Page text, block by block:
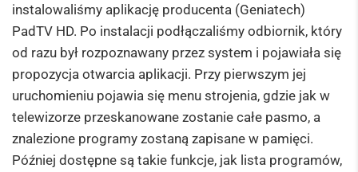
instalowaliśmy aplikację producenta (Geniatech)
PadTV HD. Po instalacji podłączaliśmy odbiornik, który
od razu był rozpoznawany przez system i pojawiała się
propozycja otwarcia aplikacji. Przy pierwszym jej
uruchomieniu pojawia się menu strojenia, gdzie jak w
telewizorze przeskanowane zostanie całe pasmo, a
znalezione programy zostaną zapisane w pamięci.
Później dostępne są takie funkcje, jak lista programów,